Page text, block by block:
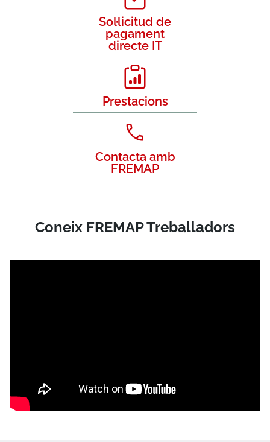
Sol·licitud de
pagament
directe IT
Prestacions
Contacta amb
FREMAP
Coneix FREMAP Treballadors